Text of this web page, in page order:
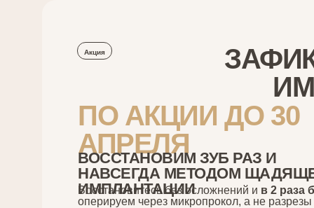
ПО АКЦИИ ДО 30
АПРЕЛЯ
ВОССТАНОВИМ ЗУБ РАЗ И
НАВСЕГДА МЕТОДОМ
ИМПЛАНТАЦИИ
Восстановитесь без осложнений и в 2 раза
оперируем через микропрокол, а не разрезы
Акция